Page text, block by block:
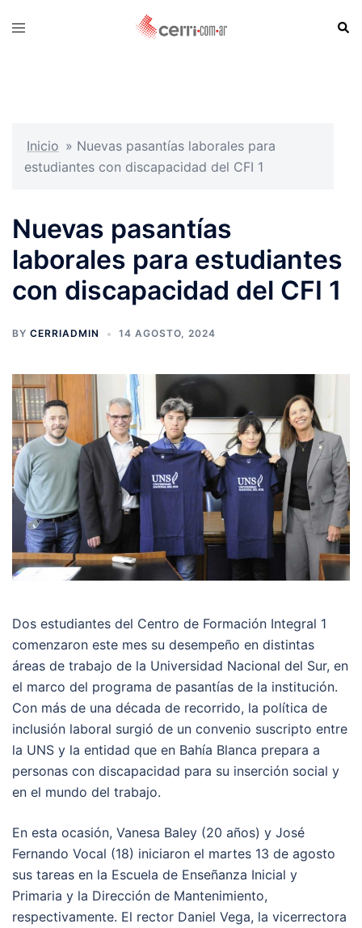
Toggle
Inicio » Nuevas pasantías laborales para
estudiantes con discapacidad del CFI 1
Nuevas pasantías
laborales para estudiantes
con discapacidad del CFI 1
BY CERRIADMIN 14 AGOSTO, 2024
Dos estudiantes del Centro de Formación Integral 1
comenzaron este mes su desempeño en distintas
áreas de trabajo de la Universidad Nacional del Sur, en
el marco del programa de pasantías de la institución.
Con más de una década de recorrido, la política de
inclusión laboral surgió de un convenio suscripto entre
la UNS y la entidad que en Bahía Blanca prepara a
personas con discapacidad para su inserción social y
en el mundo del trabajo.
En esta ocasión, Vanesa Baley (20 años) y José
Fernando Vocal (18) iniciaron el martes 13 de agosto
sus tareas en la Escuela de Enseñanza Inicial y
Primaria y la Dirección de Mantenimiento,
respectivamente. El rector Daniel Vega, la vicerrectora